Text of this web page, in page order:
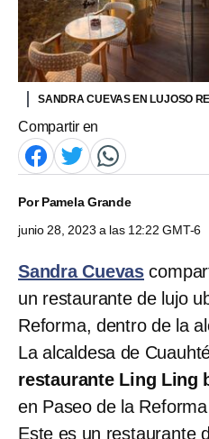
SANDRA CUEVAS EN LUJOSO
Compartir en
PorPamela Grande
junio 28, 2023 a las 12:22 GMT-6
Sandra Cuevas
un restaurante de lujo
Reforma, dentro de la
La alcaldesa de
restaurante Ling Ling
en Paseo de la
Este es un restaurante